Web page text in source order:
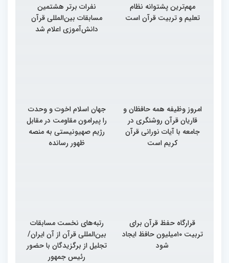
مهم‌ترین پشتوانه نظام
تعلیم و تربیت قرآن است
نفرات برتر هشتمین
مسابقات بین‌المللی قرآن
دانش‌آموزی اعلام شد
امروز وظیفه همه حافظان و
قاریان قرآن روشنگری در
جامعه با آیات نورانی قرآن
کریم است
جهان اسلام اخوت و وحدت
را پیرامون مقاومت در مقابل
رژیم صهیونیستی به منصه
ظهور رسانده
قرارگاه حفظ قرآن برای
تربیت ۱۰میلیون حافظ ایجاد
شود
رتبه‌های نخست مسابقات
بین‌المللی قرآن از آن ایران/
تجلیل از برگزیدگان با حضور
رئیس جمهور